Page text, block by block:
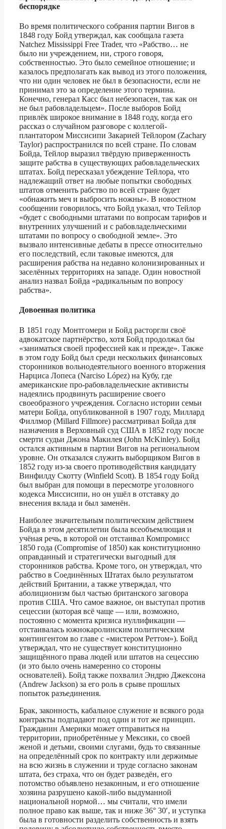
беспорядке
Во время политического собрания партии Вигов в
1848 году Бойд утверждал, как сообщала газета
Natchez Mississippi Free Trader, что «Рабство… не
было ни учреждением, ни, строго говоря,
собственностью. Это было семейное отношение; и
казалось предполагать как вывод из этого положения,
что ни один человек не был в безопасности, если не
принимал это за определение этого термина.
Конечно, генерал Касс был небезопасен, так как он
не был рабовладельцем». После выборов Бойд
привлёк широкое внимание в 1848 году, когда его
рассказ о случайном разговоре с коллегой-
плантатором Миссисипи Закарией Тейлором (Zachary
Taylor) распространился по всей стране. По словам
Бойда, Тейлор выразил твёрдую приверженность
защите рабства в существующих рабовладельческих
штатах. Бойд пересказал убеждение Тейлора, что
надлежащий ответ на любые попытки свободных
штатов отменить рабство по всей стране будет
«обнажить меч и выбросить ножны». В новостном
сообщении говорилось, что Бойд указал, что Тейлор
«будет с свободными штатами по вопросам тарифов и
внутренних улучшений и с рабовладельческими
штатами по вопросу о свободной земле». Это
вызвало интенсивные дебаты в прессе относительно
его последствий, если таковые имеются, для
расширения рабства на недавно колонизированных и
заселённых территориях на западе. Один новостной
анализ назвал Бойда «радикальным по вопросу
рабства».
Довоенная политика
В 1851 году Монтгомери и Бойд расторгли своё
адвокатское партнёрство, хотя Бойд продолжал бы
«заниматься своей профессией как и прежде». Также
в этом году Бойд был среди нескольких финансовых
сторонников вольнодеятельного военного вторжения
Нарциса Лопеса (Narciso López) на Кубу, где
американские про-рабовладельческие активисты
надеялись продвинуть расширение своего
своеобразного учреждения. Согласно истории семьи
матери Бойда, опубликованной в 1907 году, Миллард
Филлмор (Millard Fillmore) рассматривал Бойда для
назначения в Верховный суд США в 1852 году после
смерти судьи Джона Макилея (John McKinley). Бойд
остался активным в партии Вигов на региональном
уровне. Он отказался служить выборщиком Вигов в
1852 году из-за своего противодействия кандидату
Винфилду Скотту (Winfield Scott). В 1854 году Бойд
был выбран для помощи в пересмотре уголовного
кодекса Миссисипи, но он ушёл в отставку до
внесения вклада и был заменён.
Наиболее значительным политическим действием
Бойда в этом десятилетии была всеобъемлющая и
учёная речь, в которой он отстаивал Компромисс
1850 года (Compromise of 1850) как конституционно
оправданный и стратегически выгодный для
сторонников рабства. Кроме того, он утверждал, что
рабство в Соединённых Штатах было результатом
действий Британии, а также утверждал, что
аболиционизм был частью британского заговора
против США. Что самое важное, он выступал против
сецессии (которая всё чаще — или, возможно,
постоянно с момента кризиса нуллификации —
отстаивалась южнокаролинским политическим
контингентом во главе с «мистером Реттом»). Бойд
утверждал, что не существует конституционно
защищённого права людей или штатов на сецессию
(и это было очень намеренно со стороны
основателей). Бойд также похвалил Эндрю Джексона
(Andrew Jackson) за его роль в срыве прошлых
попыток разъединения.
Брак, законность, кабальное служение и всякого рода
контракты подпадают под один и тот же принцип.
Гражданин Америки может отправиться на
территории, приобретённые у Мексики, со своей
женой и детьми, своими слугами, будь то связанные
на определённый срок по контракту или держимые
на всю жизнь в служении и труде согласно законам
штата, без страха, что он будет разведён, его
потомство объявлено незаконным, и его отношение
хозяина разрушено какой-либо выдуманной
национальной нормой… мы считали, что имели
полное право как выше, так и ниже 36° 30′, и уступка
была в готовности разделить собственность и взять